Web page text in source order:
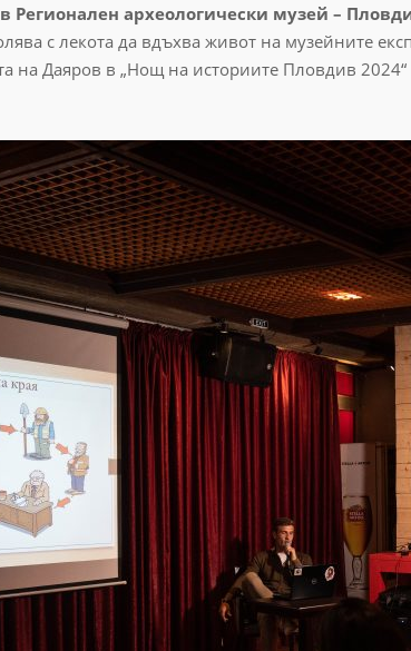
Регионален археологически музей –
с лекота да вдъхва живот на музейните
на Даяров в „Нощ на историите Пловдив 2024“